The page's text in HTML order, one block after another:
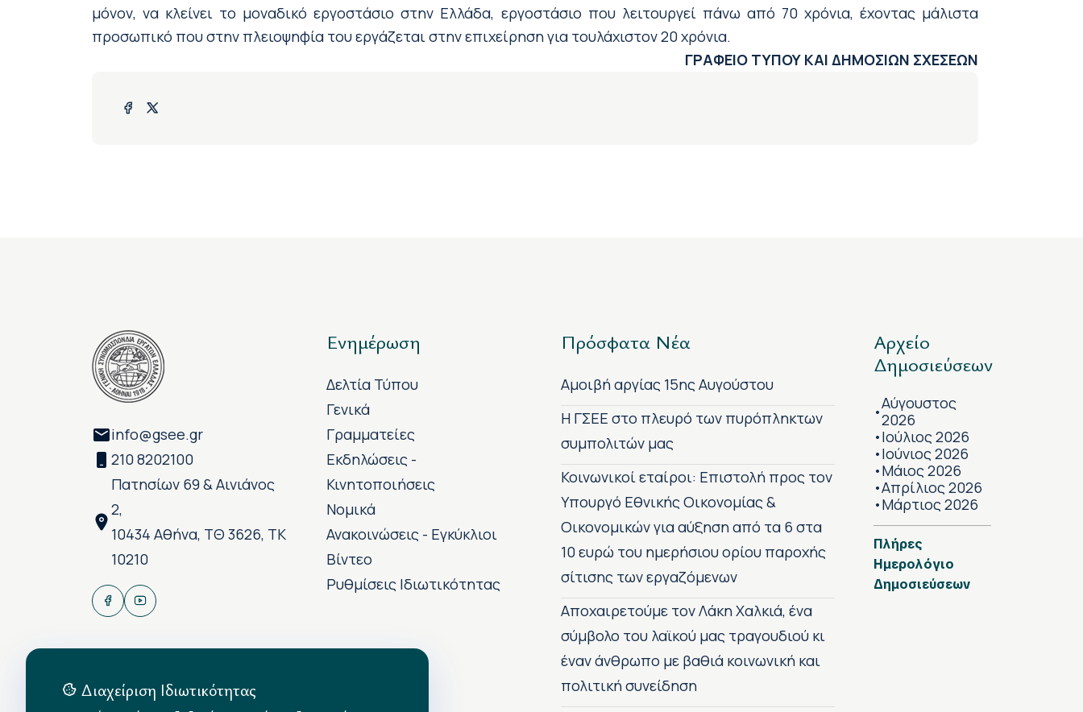
μόνον, να κλείνει το μοναδικό εργοστάσιο στην Ελλάδα, εργοστάσιο που λειτουργεί πάνω από 70 χρόνια, έχοντας μάλιστα
προσωπικό που στην πλειοψηφία του εργάζεται στην επιχείρηση για τουλάχιστον 20 χρόνια.
ΓΡΑΦΕΙΟ ΤΥΠΟΥ ΚΑΙ ΔΗΜΟΣΙΩΝ ΣΧΕΣΕΩΝ
info@gsee.gr
210 8202100
Πατησίων 69 & Αινιάνος
2,
10434 Αθήνα, ΤΘ 3626, ΤΚ
10210
Ενημέρωση
Δελτία Τύπου
Γενικά
Γραμματείες
Εκδηλώσεις -
Κινητοποιήσεις
Νομικά
Ανακοινώσεις - Εγκύκλιοι
Βίντεο
Ρυθμίσεις Ιδιωτικότητας
Πρόσφατα Νέα
Αμοιβή αργίας 15ης Αυγούστου
H ΓΣΕΕ στο πλευρό των πυρόπληκτων
συμπολιτών μας
Κοινωνικοί εταίροι: Επιστολή προς τον
Υπουργό Εθνικής Οικονομίας &
Οικονομικών για αύξηση από τα 6 στα
10 ευρώ του ημερήσιου ορίου παροχής
σίτισης των εργαζόμενων
Αποχαιρετούμε τον Λάκη Χαλκιά, ένα
σύμβολο του λαϊκού μας τραγουδιού κι
έναν άνθρωπο με βαθιά κοινωνική και
πολιτική συνείδηση
Αρχείο
Δημοσιεύσεων
•Αύγουστος
2026
•Ιούλιος 2026
•Ιούνιος 2026
•Μάιος 2026
•Απρίλιος 2026
•Μάρτιος 2026
Πλήρες
Ημερολόγιο
Δημοσιεύσεων
Διαχείριση Ιδιωτικότητας